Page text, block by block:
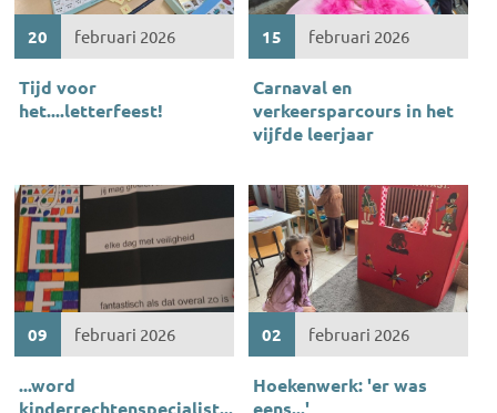
20 februari 2026
Tijd voor
het....letterfeest!
15 februari 2026
Carnaval en
verkeersparcours in het
vijfde leerjaar
09 februari 2026
...word
kinderrechtenspecialist...
02 februari 2026
Hoekenwerk: 'er was
eens...'